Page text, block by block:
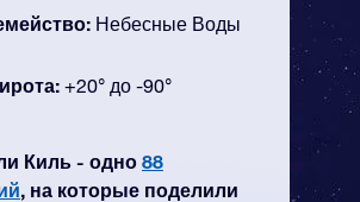
Небесные Воды
+20° до -90°
Киль - одно 88
, на которые поделили